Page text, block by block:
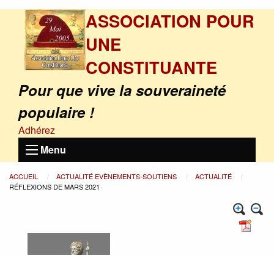
ASSOCIATION POUR
UNE
CONSTITUANTE
Pour que vive la souveraineté
populaire !
Adhérez
Menu
ACCUEIL ACTUALITÉ EVÈNEMENTS-SOUTIENS
ACTUALITÉ
RÉFLEXIONS DE MARS 2021